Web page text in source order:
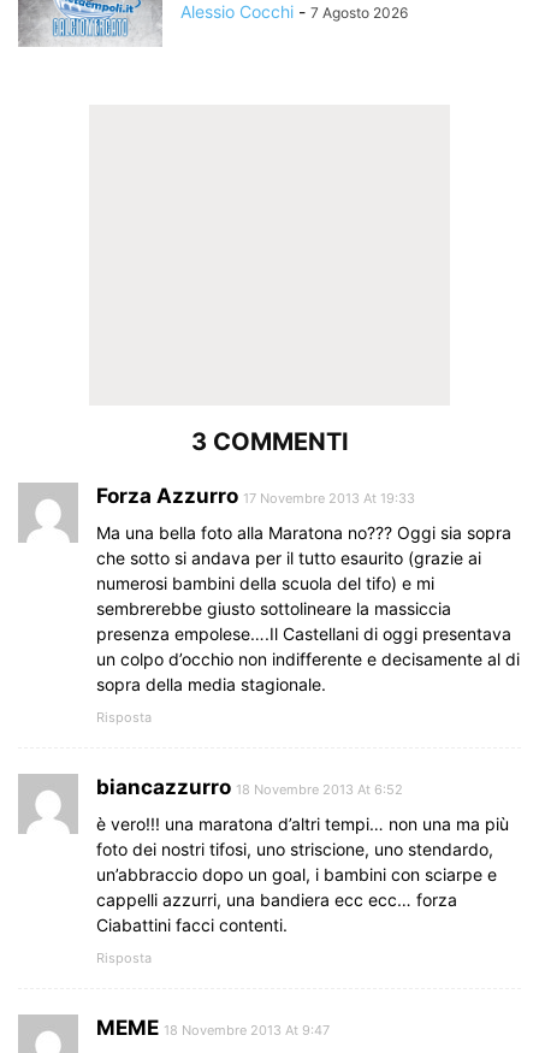
Alessio Cocchi - 7 Agosto 2026
3 COMMENTI
Forza Azzurro 17 Novembre 2013 At 19:33
Ma una bella foto alla Maratona no??? Oggi sia sopra
che sotto si andava per il tutto esaurito (grazie ai
numerosi bambini della scuola del tifo) e mi
sembrerebbe giusto sottolineare la massiccia
presenza empolese….Il Castellani di oggi presentava
un colpo d’occhio non indifferente e decisamente al di
sopra della media stagionale.
Risposta
biancazzurro 18 Novembre 2013 At 6:52
è vero!!! una maratona d’altri tempi… non una ma più
foto dei nostri tifosi, uno striscione, uno stendardo,
un’abbraccio dopo un goal, i bambini con sciarpe e
cappelli azzurri, una bandiera ecc ecc… forza
Ciabattini facci contenti.
Risposta
MEME 18 Novembre 2013 At 9:47